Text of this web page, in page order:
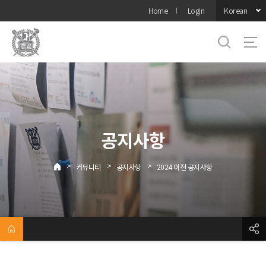
메뉴
Home Login Korean
공지사항
> 커뮤니티 > 공지사항 > 2024 이전 공지사항